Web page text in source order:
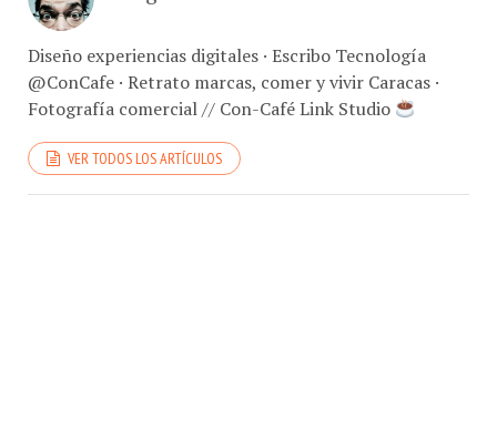
Diseño experiencias digitales · Escribo Tecnología
@ConCafe · Retrato marcas, comer y vivir Caracas ·
Fotografía comercial // Con-Café Link Studio
VER TODOS LOS ARTÍCULOS